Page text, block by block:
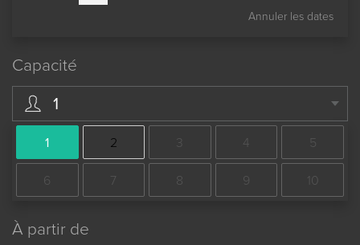
Annuler les dates
Capacité
1
1 2 3 4 5
6 7 8 9 10
À partir de